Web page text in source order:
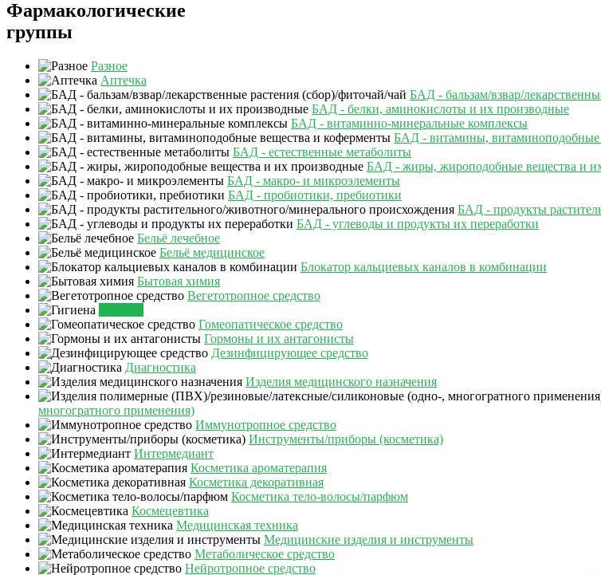
Фармакологические
группы
Разное
Аптечка
БАД - бальзам/взвар/
БАД - белки, аминокислоты и их производные
БАД - витаминно-минеральные комплексы
БАД - витамины, витаминоподобные
БАД - естественные метаболиты
БАД - жиры, жироподобные вещества и
БАД - макро- и микроэлементы
БАД - пробиотики, пребиотики
БАД - продукты
БАД - углеводы и продукты их переработки
Бельё лечебное
Бельё медицинское
Блокатор кальциевых каналов в комбинации
Бытовая химия
Вегетотропное средство
Гомеопатическое средство
Гормоны и их антагонисты
Дезинфицирующее средство
Диагностика
Изделия медицинского назначения
многогратного применения)
Иммунотропное средство
Инструменты/приборы (косметика)
Интермедиант
Косметика ароматерапия
Косметика декоративная
Косметика тело-волосы/парфюм
Космецевтика
Медицинская техника
Медицинские изделия и инструменты
Метаболическое средство
Нейротропное средство